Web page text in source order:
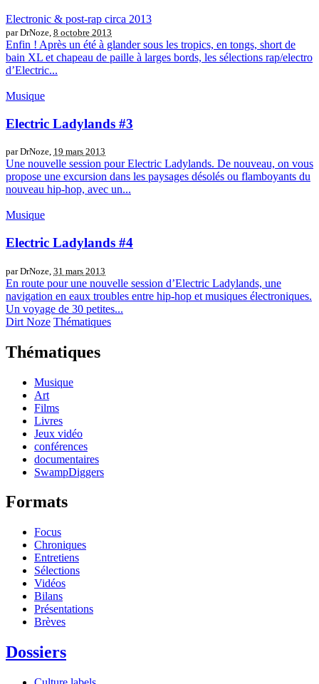
Electronic & post-rap circa 2013
par DrNoze, 8 octobre 2013
Enfin ! Après un été à glander sous les tropics, en tongs, short de
bain XL et chapeau de paille à larges bords, les sélections rap/electro
d’Electric...
Musique
Electric Ladylands #3
par DrNoze, 19 mars 2013
Une nouvelle session pour Electric Ladylands. De nouveau, on vous
propose une excursion dans les paysages désolés ou flamboyants du
nouveau hip-hop, avec un...
Musique
Electric Ladylands #4
par DrNoze, 31 mars 2013
En route pour une nouvelle session d’Electric Ladylands, une
navigation en eaux troubles entre hip-hop et musiques électroniques.
Un voyage de 30 petites...
Dirt Noze Thématiques
Thématiques
Musique
Art
Films
Livres
Jeux vidéo
conférences
documentaires
SwampDiggers
Formats
Focus
Chroniques
Entretiens
Sélections
Vidéos
Bilans
Présentations
Brèves
Dossiers